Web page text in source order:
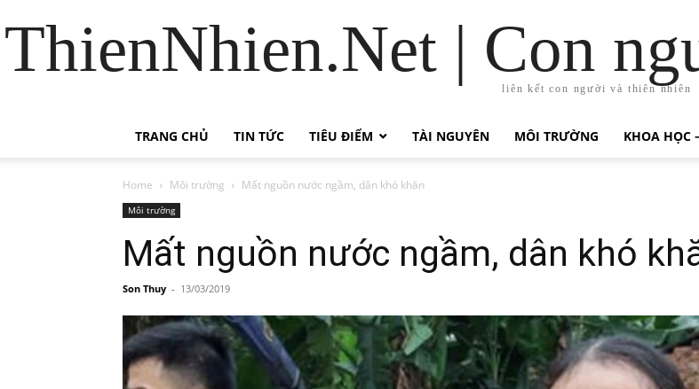
ThienNhien.Net | Con
liên kết con người và thiên nhiên
TRANG CHỦ TIN TỨC TIÊU ĐIỂM TÀI NGUYÊN MÔI TRƯỜNG KHOA HỌC
Home Môi trường Mất nguồn nước ngầm, dân khó khăn
Môi trường
Mất nguồn nước ngầm, dân khó
Son Thuy - 13/03/2019